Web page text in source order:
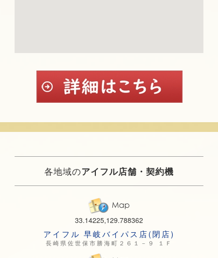
各地域のアイフル店舗・契約機
33.14225,129.788362
アイフル 早岐バイパス店(閉店)
長崎県佐世保市勝海町２６１－９ １Ｆ